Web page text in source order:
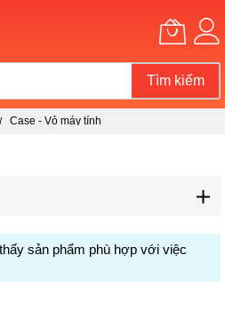
Tìm kiếm
Case - Vỏ máy tính
sản phẩm phù hợp với việc